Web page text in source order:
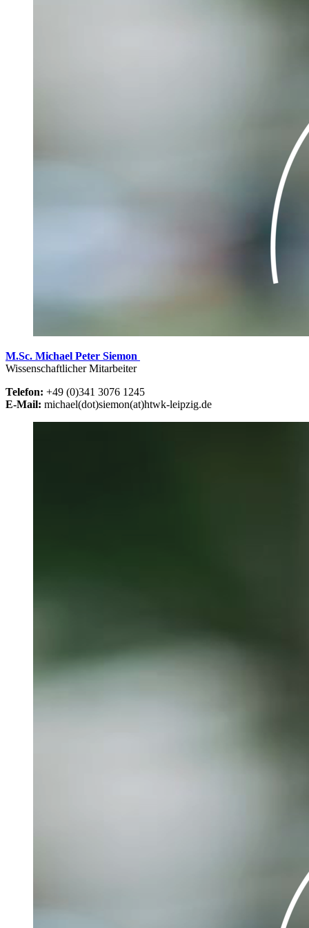
M.Sc. Michael Peter Siemon
Wissenschaftlicher Mitarbeiter
Telefon: +49 (0)341 3076 1245
E-Mail: michael(dot)siemon(at)htwk-leipzig.de